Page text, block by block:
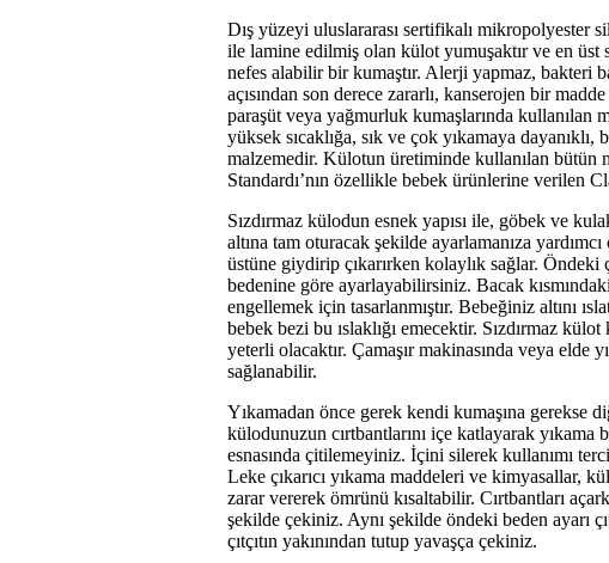
Dış yüzeyi uluslararası sertifikalı mikropolyester
ile lamine edilmiş olan külot yumuşaktır ve en üst
nefes alabilir bir kumaştır. Alerji yapmaz, bakteri
açısından son derece zararlı, kanserojen bir
paraşüt veya yağmurluk kumaşlarında kullanılan
yüksek sıcaklığa, sık ve çok yıkamaya
malzemedir. Külotun üretiminde kullanılan bütün
Standardı’nın özellikle bebek ürünlerine verilen
Sızdırmaz külodun esnek yapısı ile, göbek ve
altına tam oturacak şekilde ayarlamanıza
üstüne giydirip çıkarırken kolaylık sağlar. Öndeki
bedenine göre ayarlayabilirsiniz. Bacak
engellemek için tasarlanmıştır. Bebeğiniz altını
bebek bezi bu ıslaklığı emecektir. Sızdırmaz
yeterli olacaktır. Çamaşır makinasında veya elde
sağlanabilir.
Yıkamadan önce gerek kendi kumaşına gerekse
külodunuzun cırtbantlarını içe katlayarak yıkama
esnasında çitilemeyiniz. İçini silerek kullanımı
Leke çıkarıcı yıkama maddeleri ve kimyasallar,
zarar vererek ömrünü kısaltabilir. Cırtbantları
şekilde çekiniz. Aynı şekilde öndeki beden ayarı
çıtçıtın yakınından tutup yavaşça çekiniz.